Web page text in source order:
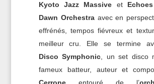
Kyoto Jazz Massive et
Dawn Orchestraavec en
effrénés, tempos fiévreux et
meilleur cru. Elle se termine
Disco Symphonic , un set disco
fameux batteur, auteur et